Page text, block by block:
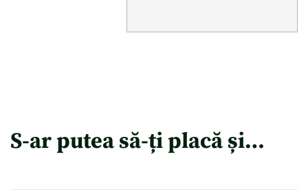
S-ar putea să-ți placă și…